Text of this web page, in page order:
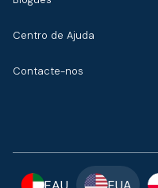
Centro de Ajuda
Contacte-nos